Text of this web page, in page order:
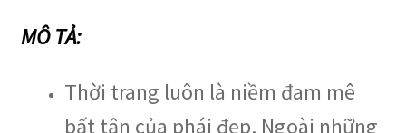
MÔ TẢ:
Thời trang luôn là niềm đam mê
bất tận của phái đẹp. Ngoài những